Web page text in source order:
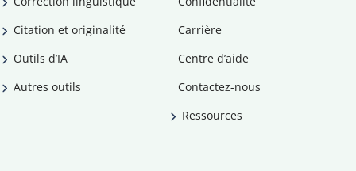
Citation et originalité
Outils d’IA
Autres outils
Carrière
Centre d’aide
Contactez-nous
Ressources